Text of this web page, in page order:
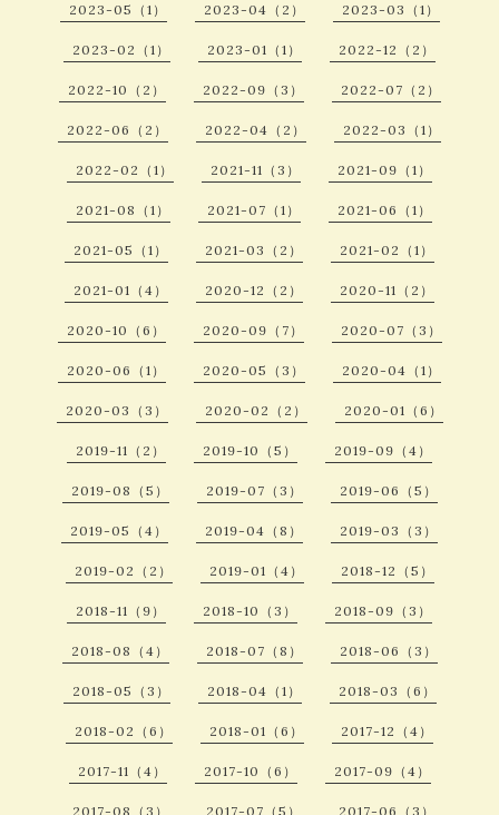
2023-05（1） 2023-04（2） 2023-03（1）
2023-02（1） 2023-01（1） 2022-12（2）
2022-10（2） 2022-09（3） 2022-07（2）
2022-06（2） 2022-04（2） 2022-03（1）
2022-02（1） 2021-11（3） 2021-09（1）
2021-08（1） 2021-07（1） 2021-06（1）
2021-05（1） 2021-03（2） 2021-02（1）
2021-01（4） 2020-12（2） 2020-11（2）
2020-10（6） 2020-09（7） 2020-07（3）
2020-06（1） 2020-05（3） 2020-04（1）
2020-03（3） 2020-02（2） 2020-01（6）
2019-11（2） 2019-10（5） 2019-09（4）
2019-08（5） 2019-07（3） 2019-06（5）
2019-05（4） 2019-04（8） 2019-03（3）
2019-02（2） 2019-01（4） 2018-12（5）
2018-11（9） 2018-10（3） 2018-09（3）
2018-08（4） 2018-07（8） 2018-06（3）
2018-05（3） 2018-04（1） 2018-03（6）
2018-02（6） 2018-01（6） 2017-12（4）
2017-11（4） 2017-10（6） 2017-09（4）
2017-08（3） 2017-07（5） 2017-06（3）